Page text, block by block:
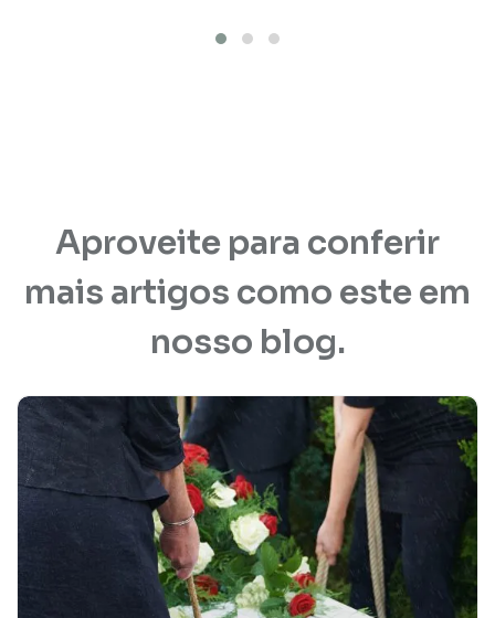
Aproveite para conferir
mais artigos como este em
nosso blog.